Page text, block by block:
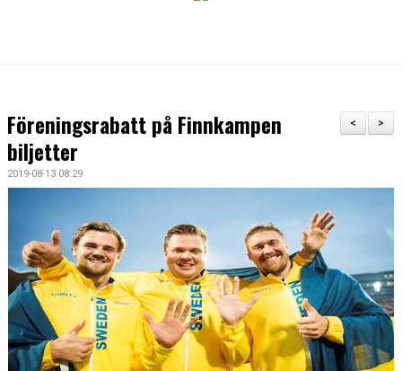
ÅRSMÖTE
ÅRSBERÄTTELSE OCH VERKSAMHETSPLAN
BÖRJA TRÄNA FRIIDROTT
FAQ
MEDLEMSINFO
ARRANGEMANG
>
<
Föreningsrabatt på Finnkampen
biljetter
2019-08-13 08:29